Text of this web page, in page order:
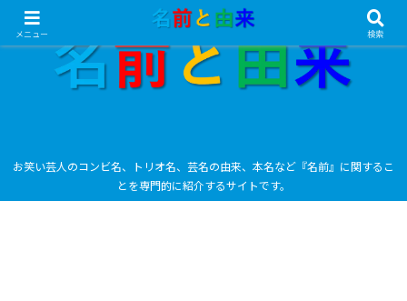
お笑い芸人のコンビ名、トリオ名、芸名の由来、本名など『名前』に関するこ
とを専門的に紹介するサイトです。
メニュー 検索